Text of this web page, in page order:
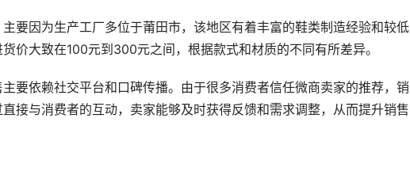
要因为生产工厂多位于莆田市，该地区有着丰富的鞋类制造经验和较低
价大致在100元到300元之间，根据款式和材质的不同有所差异。
要依赖社交平台和口碑传播。由于很多消费者信任微商卖家的推荐，销
接与消费者的互动，卖家能够及时获得反馈和需求调整，从而提升销售